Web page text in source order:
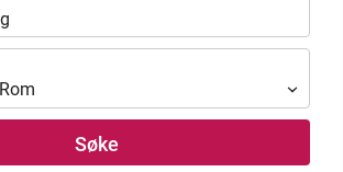
Rom
Søke